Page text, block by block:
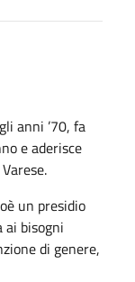
anni ’70, fa
e aderisce
un presidio
bisogni
di genere,